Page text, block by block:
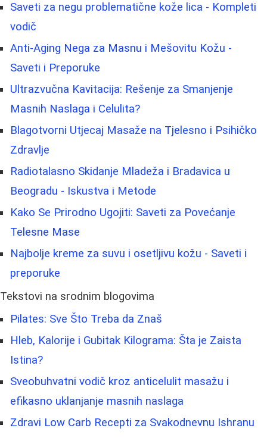
Saveti za negu problematične kože lica - Kompleti
vodič
Anti-Aging Nega za Masnu i Mešovitu Kožu -
Saveti i Preporuke
Ultrazvučna Kavitacija: Rešenje za Smanjenje
Masnih Naslaga i Celulita?
Blagotvorni Utjecaj Masaže na Tjelesno i Psihičko
Zdravlje
Radiotalasno Skidanje Mladeža i Bradavica u
Beogradu - Iskustva i Metode
Kako Se Prirodno Ugojiti: Saveti za Povećanje
Telesne Mase
Najbolje kreme za suvu i osetljivu kožu - Saveti i
preporuke
Tekstovi na srodnim blogovima
Pilates: Sve Što Treba da Znaš
Hleb, Kalorije i Gubitak Kilograma: Šta je Zaista
Istina?
Sveobuhvatni vodič kroz anticelulit masažu i
efikasno uklanjanje masnih naslaga
Zdravi Low Carb Recepti za Svakodnevnu Ishranu